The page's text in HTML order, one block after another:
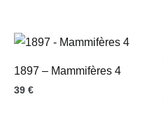
1897 – Mammifères 4
39 €